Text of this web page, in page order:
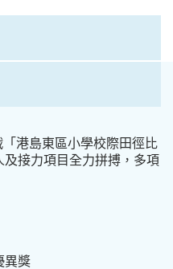
港島東區小學校際田徑比
接力項目全力拼搏，多項
異獎